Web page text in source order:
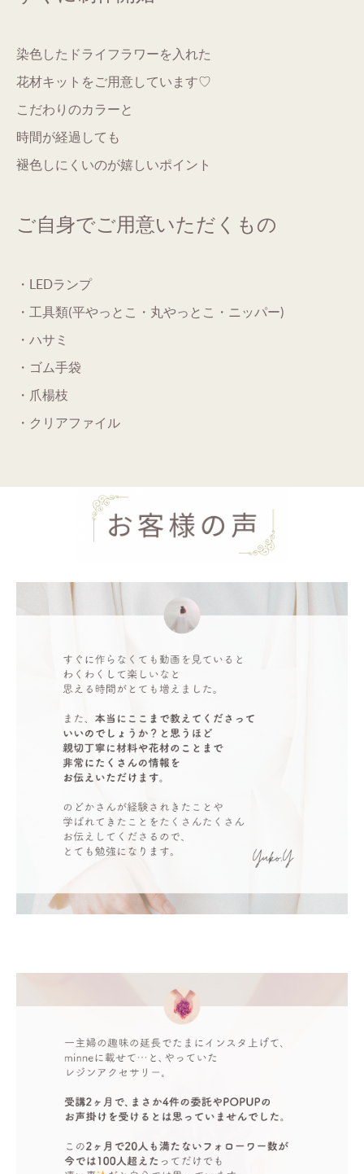
染色したドライフラワーを入れた
花材キットをご用意しています♡
こだわりのカラーと
時間が経過しても
褪色しにくいのが嬉しいポイント
ご自身でご用意いただくもの
・LEDランプ
・工具類(平やっとこ・丸やっとこ・ニッパー)
・ハサミ
・ゴム手袋
・爪楊枝
・クリアファイル